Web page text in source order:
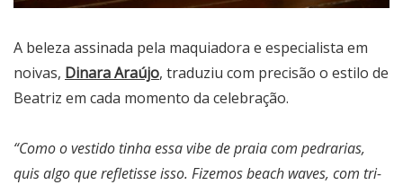
A beleza assinada pela maquiadora e especialista em
noivas, Dinara Araújo, traduziu com precisão o estilo de
Beatriz em cada momento da celebração.
“Como o vestido tinha essa vibe de praia com pedrarias,
quis algo que refletisse isso. Fizemos beach waves, com tri-